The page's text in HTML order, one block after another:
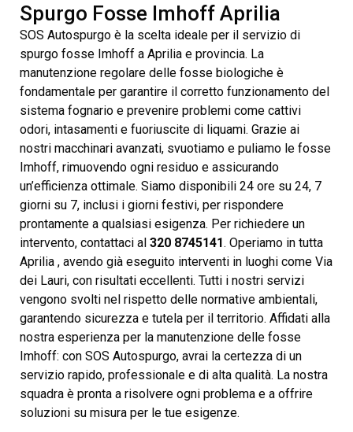
Spurgo Fosse Imhoff Aprilia
SOS Autospurgo è la scelta ideale per il servizio di
spurgo fosse Imhoff a Aprilia e provincia. La
manutenzione regolare delle fosse biologiche è
fondamentale per garantire il corretto funzionamento del
sistema fognario e prevenire problemi come cattivi
odori, intasamenti e fuoriuscite di liquami. Grazie ai
nostri macchinari avanzati, svuotiamo e puliamo le fosse
Imhoff, rimuovendo ogni residuo e assicurando
un’efficienza ottimale. Siamo disponibili 24 ore su 24, 7
giorni su 7, inclusi i giorni festivi, per rispondere
prontamente a qualsiasi esigenza. Per richiedere un
intervento, contattaci al 320 8745141. Operiamo in tutta
Aprilia , avendo già eseguito interventi in luoghi come Via
dei Lauri, con risultati eccellenti. Tutti i nostri servizi
vengono svolti nel rispetto delle normative ambientali,
garantendo sicurezza e tutela per il territorio. Affidati alla
nostra esperienza per la manutenzione delle fosse
Imhoff: con SOS Autospurgo, avrai la certezza di un
servizio rapido, professionale e di alta qualità. La nostra
squadra è pronta a risolvere ogni problema e a offrire
soluzioni su misura per le tue esigenze.